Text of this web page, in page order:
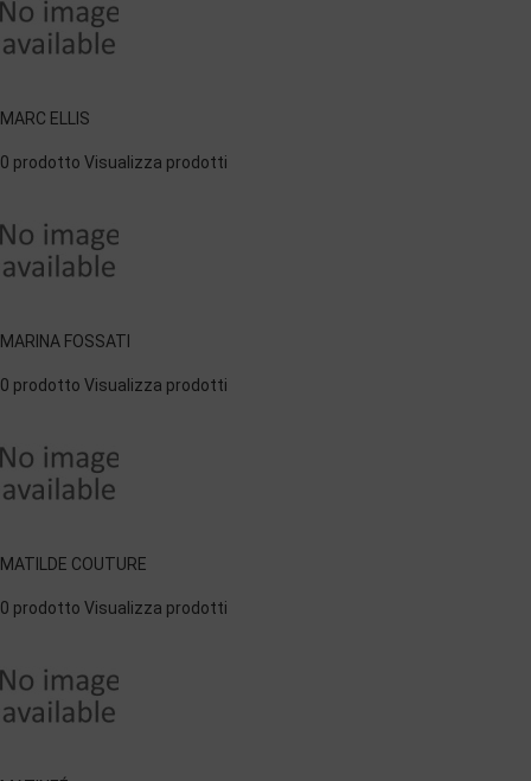
MARC ELLIS
0 prodotto Visualizza prodotti
MARINA FOSSATI
0 prodotto Visualizza prodotti
MATILDE COUTURE
0 prodotto Visualizza prodotti